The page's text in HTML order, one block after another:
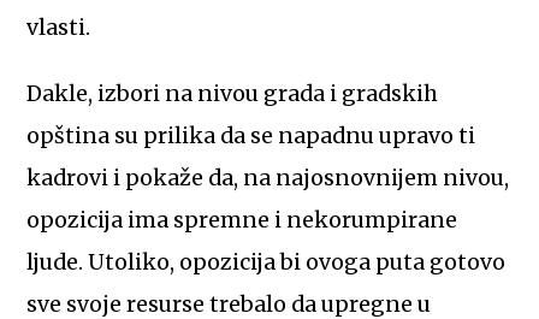
vlasti.
Dakle, izbori na nivou grada i gradskih
opština su prilika da se napadnu upravo ti
kadrovi i pokaže da, na najosnovnijem nivou,
opozicija ima spremne i nekorumpirane
ljude. Utoliko, opozicija bi ovoga puta gotovo
sve svoje resurse trebalo da upregne u